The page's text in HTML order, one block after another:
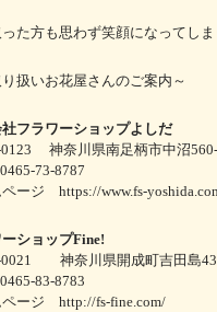
た方も思わず笑顔になってし
り扱いお花屋さんのご案内～
フラワーショップよしだ
0123 神奈川県南足柄市中沼560-
73-8787
ページ https://www.fs-
ショップFine!
0021 神奈川県開成町吉田島
83-8783
ページ http://fs-fine.com/